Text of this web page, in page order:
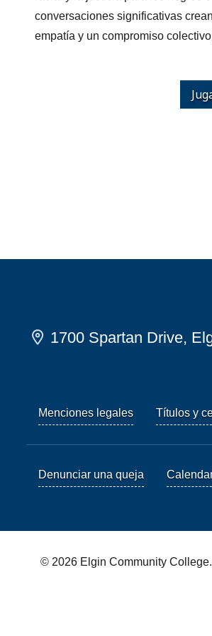
conversaciones significativas
empatía y un compromiso
profundamente vinculadas a esta
abarca 360 millas cuadradas.
1700 Spartan Drive,
Menciones legales Títulos y
Denunciar una queja
© 2026 Elgin Community